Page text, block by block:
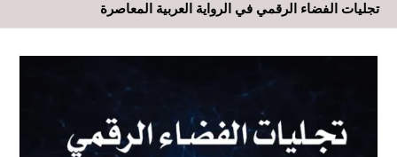
تجليات الفضاء الرقمي في الرواية العربية المعاصرة